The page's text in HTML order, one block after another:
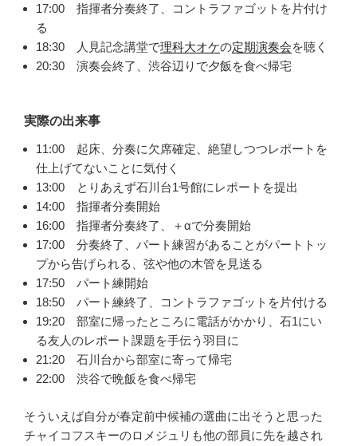
17:00 指揮者分奏終了、コントラファゴットを片付け
る
18:30 人見記念講堂で理科大オケの定期演奏会を聴く
20:30 演奏会終了、渋谷辺りで夕飯を食べ帰宅
実際の出来事
11:00 起床、分奏に欠席確定、絶望しつつレポートを
仕上げてないことに気付く
13:00 とりあえず石川台1号館にレポートを提出
14:00 指揮者分奏開始
16:00 指揮者分奏終了、＋αで分奏開始
17:00 分奏終了、パート練習があることがパートトッ
プから告げられる、弦や他の木管を見送る
17:50 パート練開始
18:50 パート練終了、コントラファゴットを片付ける
19:20 部室に帰ったところに電話がかかり、石1にい
る友人のレポート課題を手伝う羽目に
21:20 石川台から部室に寄って帰宅
22:00 渋谷で晩飯を食べ帰宅
そういえば自分が春定前中候補の選曲に出そうと思った
チャイコフスキーのロメジュリも他の部員に先を越され